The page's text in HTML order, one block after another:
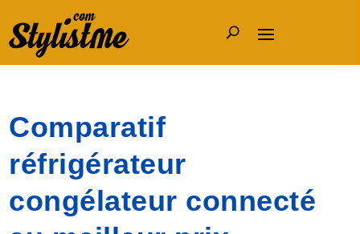
Comparatif
réfrigérateur
congélateur connecté